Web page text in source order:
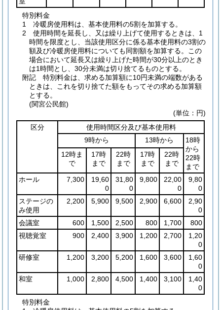
特別料金
1 冷暖房使用料は、基本使用料の5割を加算する。
2 使用時間を延長し、又は繰り上げて使用するときは、1
時間を限度とし、当該使用区分に係る基本使用料の3割の
額及び冷暖房使用料についても同割額を加算する。この
場合において延長又は繰り上げた時間が30分以上のとき
は1時間とし、30分未満は切り捨てるものとする。
附記 特別料金は、求める加算額に10円未満の端数がある
ときは、これを切り捨てた額をもってその求める加算額
とする。
(関宮公民館)
(単位：円)
区分
使用時間区分及び基本使用料
9時から
13時から
18時
から
22時
まで
12時ま
で
17時
まで
22時
まで
17時
まで
22時
まで
ホール 7,300
19,60
0
31,80
0
9,800
22,00
0
9,80
0
ステージの
み使用
2,200 5,900 9,500 2,900 6,600
2,90
0
会議室
600 1,500 2,500 800 1,700
800
視聴覚室
900 2,400 3,900 1,200 2,700
1,20
0
研修室
1,200 3,200 5,200 1,600 3,600
1,60
0
和室
1,000 2,800 4,500 1,400 3,100
1,40
0
特別料金